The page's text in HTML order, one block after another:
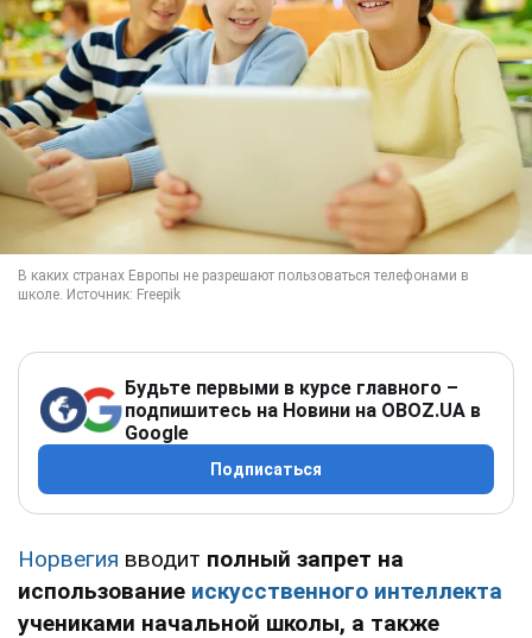
Будьте первыми в курсе главного –
подпишитесь на Новини на OBOZ.UA в
Google
Подписаться
Норвегия вводит полный запрет на
использование искусственного интеллекта
учениками начальной школы, а также